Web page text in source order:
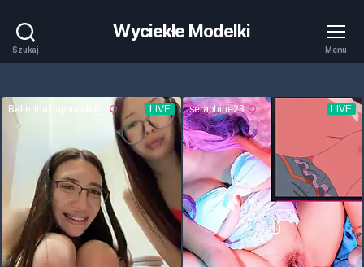
Szukaj
Wyciekłe Modelki
Menu